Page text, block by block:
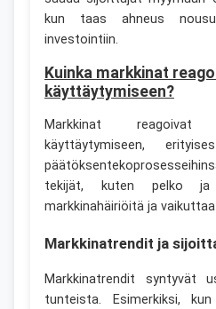
kun taas ahneus
investointiin.
Kuinka markkinat
käyttäytymiseen?
Markkinat reagoivat
käyttäytymiseen,
tekijät, kuten pelko ja
markkinahäiriöitä ja
Markkinatrendit ja
Markkinatrendit syntyvät
tunteista. Esimerkiksi,